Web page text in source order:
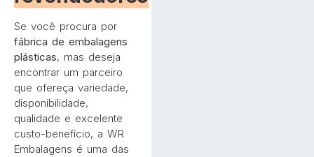
Se você procura por
fábrica de embalagens
plásticas, mas deseja
encontrar um parceiro
que ofereça variedade,
disponibilidade,
qualidade e excelente
custo-benefício, a WR
Embalagens é uma das